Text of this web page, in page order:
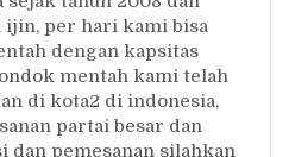
per hari kami bisa
dengan kapsitas
mentah kami telah
di kota2 di indonesia,
partai besar dan
pemesanan silahkan